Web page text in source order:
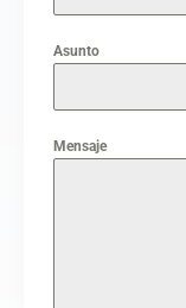
Asunto
Mensaje